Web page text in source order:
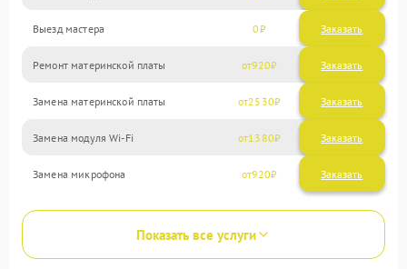
Выезд мастера 0 Заказать
Ремонт материнской платы 920
Замена материнской платы 2530
Замена модуля Wi-Fi 1380
Замена микрофона 920
Показать все услуги